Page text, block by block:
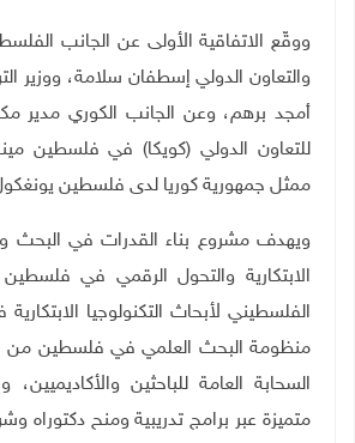
ووقّع الاتفاقية الأولى عن الجانب
والتعاون الدولي إسطفان سلامة، ووزير
أمجد برهم، وعن الجانب الكوري مدير
للتعاون الدولي (كويكا) في فلسطين
ممثل جمهورية كوريا لدى فلسطين
ويهدف مشروع بناء القدرات في البحث
الابتكارية والتحول الرقمي في
الفلسطيني لأبحاث التكنولوجيا الابتكارية
منظومة البحث العلمي في فلسطين من
السحابة العامة للباحثين والأكاديميين،
متميزة عبر برامج تدريبية ومنح دكتوراه